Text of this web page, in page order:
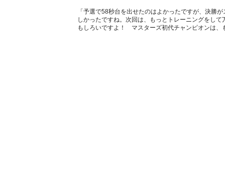
「予選で58秒台を出せたのはよかったですが、決勝
しかったですね。次回は、もっとトレーニングをし
もしろいですよ！ マスターズ初代チャンピオンは、